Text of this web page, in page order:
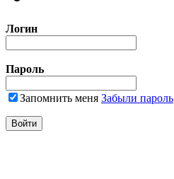
Логин
Пароль
Запомнить меня Забыли пароль